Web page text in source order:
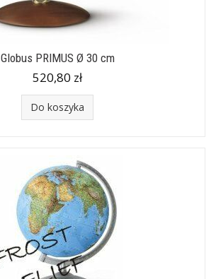
Globus PRIMUS Ø 30 cm
520,80 zł
Do koszyka